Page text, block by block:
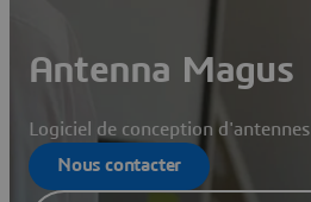
Antenna Magus
Logiciel de conception d'antennes
Nous contacter